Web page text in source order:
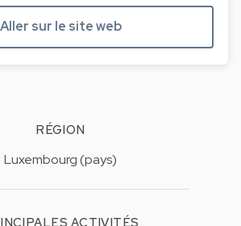
Aller sur le site web
RÉGION
Luxembourg (pays)